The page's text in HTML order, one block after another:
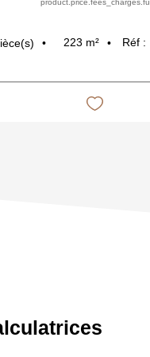
product.price.fees_charges.full
223 m² Réf :